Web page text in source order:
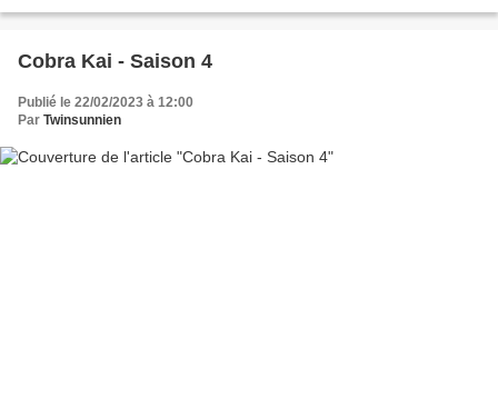
Cobra Kai - Saison 4
Publié le 22/02/2023 à 12:00
Par Twinsunnien